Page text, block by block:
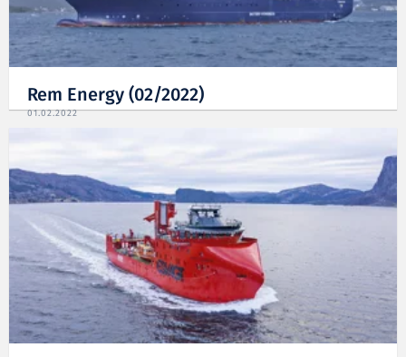
Rem Energy (02/2022)
01.02.2022